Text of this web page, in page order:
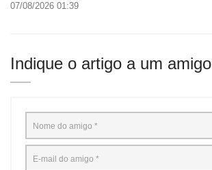
07/08/2026 01:39
Indique o artigo a um amigo